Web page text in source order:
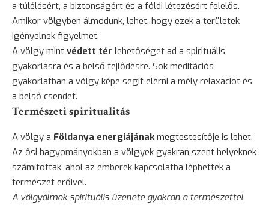
a túlélésért, a biztonságért és a földi létezésért felelős.
Amikor völgyben álmodunk, lehet, hogy ezek a területek
igényelnek figyelmet.
A völgy mint védett tér lehetőséget ad a spirituális
gyakorlásra és a belső fejlődésre. Sok meditációs
gyakorlatban a völgy képe segít elérni a mély relaxációt és
a belső csendet.
Természeti spiritualitás
A völgy a Földanya energiájánakmegtestesítője is lehet.
Az ősi hagyományokban a völgyek gyakran szent helyeknek
számítottak, ahol az emberek kapcsolatba léphettek a
természet erőivel.
A völgyálmok spirituális üzenete gyakran a természettel